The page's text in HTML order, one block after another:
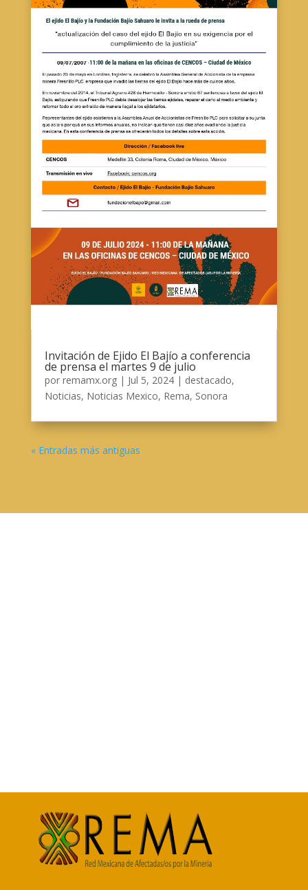
Invitación de Ejido El Bajío a conferencia
de prensa el martes 9 de julio
por remamx.org| Jul 5, 2024| destacado,
Noticias, Noticias Mexico, Rema, Sonora
« Entradas más antiguas